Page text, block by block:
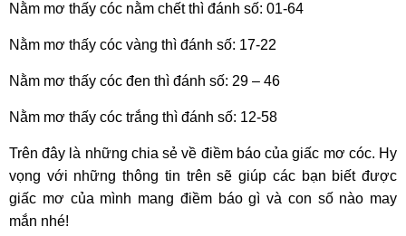
Nằm mơ thấy cóc nằm chết thì đánh số: 01-64
Nằm mơ thấy cóc vàng thì đánh số: 17-22
Nằm mơ thấy cóc đen thì đánh số: 29 – 46
Nằm mơ thấy cóc trắng thì đánh số: 12-58
Trên đây là những chia sẻ về điềm báo của giấc mơ cóc. Hy
vọng với những thông tin trên sẽ giúp các bạn biết được
giấc mơ của mình mang điềm báo gì và con số nào may
mắn nhé!